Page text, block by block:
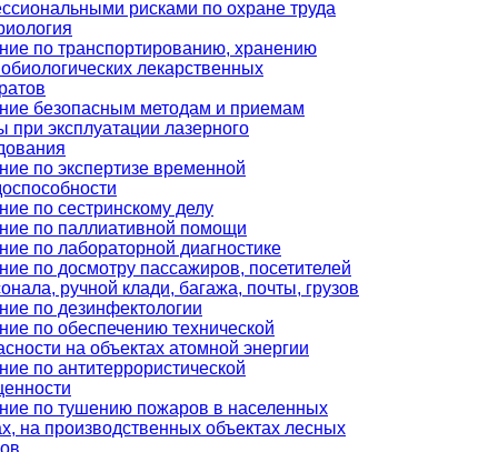
рисками по охране труда
по транспортированию, хранению
лекарственных
безопасным методам и приемам
при эксплуатации лазерного
по экспертизе временной
по сестринскому делу
по паллиативной помощи
по лабораторной диагностике
по досмотру пассажиров, посетителей
ручной клади, багажа, почты, грузов
по дезинфектологии
по обеспечению технической
на объектах атомной энергии
по антитеррористической
по тушению пожаров в населенных
на производственных объектах лесных